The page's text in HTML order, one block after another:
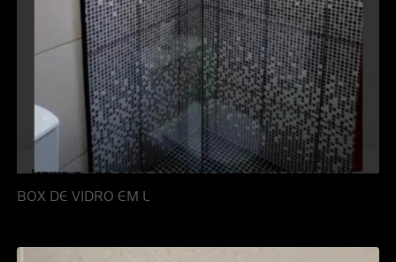
BOX DE VIDRO EM L